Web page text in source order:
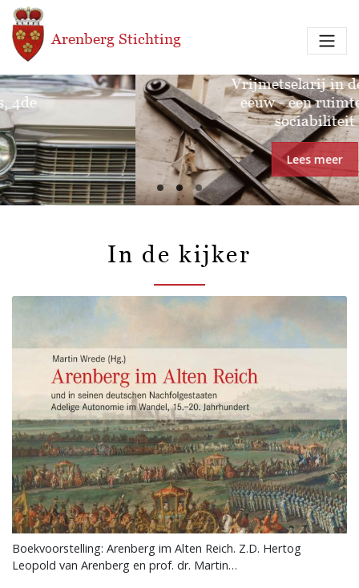
Overslaan en naar de inhoud gaan
Arenberg Stichting
Vrijmetselarij in de 18de
eeuw - een ruimte van
sociabiliteit
Lees meer
In de kijker
Boekvoorstelling: Arenberg im Alten Reich. Z.D. Hertog
Leopold van Arenberg en prof. dr. Martin…